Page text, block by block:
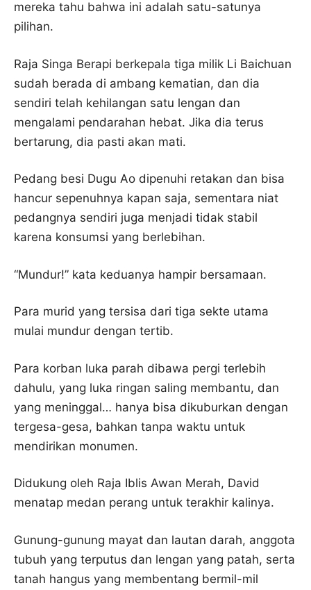
mereka tahu bahwa ini adalah satu-satunya
pilihan.
Raja Singa Berapi berkepala tiga milik Li Baichuan
sudah berada di ambang kematian, dan dia
sendiri telah kehilangan satu lengan dan
mengalami pendarahan hebat. Jika dia terus
bertarung, dia pasti akan mati.
Pedang besi Dugu Ao dipenuhi retakan dan bisa
hancur sepenuhnya kapan saja, sementara niat
pedangnya sendiri juga menjadi tidak stabil
karena konsumsi yang berlebihan.
“Mundur!” kata keduanya hampir bersamaan.
Para murid yang tersisa dari tiga sekte utama
mulai mundur dengan tertib.
Para korban luka parah dibawa pergi terlebih
dahulu, yang luka ringan saling membantu, dan
yang meninggal… hanya bisa dikuburkan dengan
tergesa-gesa, bahkan tanpa waktu untuk
mendirikan monumen.
Didukung oleh Raja Iblis Awan Merah, David
menatap medan perang untuk terakhir kalinya.
Gunung-gunung mayat dan lautan darah, anggota
tubuh yang terputus dan lengan yang patah, serta
tanah hangus yang membentang bermil-mil